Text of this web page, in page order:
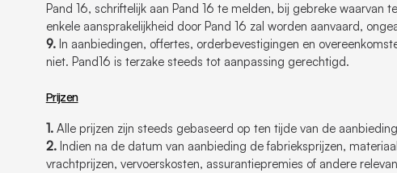
Pand 16, schriftelijk aan Pand 16 te melden, bij gebreke
enkele aansprakelijkheid door Pand 16 zal worden aanvaard,
9.In aanbiedingen, offertes, orderbevestigingen en
niet. Pand16 is terzake steeds tot aanpassing gerechtigd.
Prijzen
1.Alle prijzen zijn steeds gebaseerd op ten tijde van de
2.Indien na de datum van aanbieding de fabrieksprijzen,
vrachtprijzen, vervoerskosten, assurantiepremies of andere